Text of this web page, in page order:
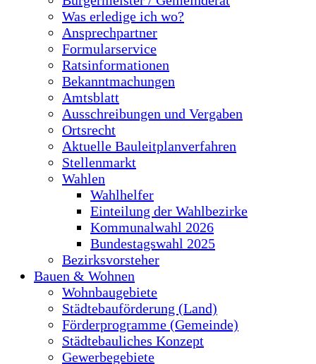
Was erledige ich wo?
Ansprechpartner
Formularservice
Ratsinformationen
Bekanntmachungen
Amtsblatt
Ausschreibungen und Vergaben
Ortsrecht
Aktuelle Bauleitplanverfahren
Stellenmarkt
Wahlen
Wahlhelfer
Einteilung der Wahlbezirke
Kommunalwahl 2026
Bundestagswahl 2025
Bezirksvorsteher
Bauen & Wohnen
Wohnbaugebiete
Städtebauförderung (Land)
Förderprogramme (Gemeinde)
Städtebauliches Konzept
Gewerbegebiete